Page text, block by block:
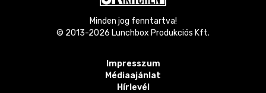
Minden jog fenntartva!
© 2013-2026 Lunchbox Produkciós Kft.
Impresszum
Médiaajánlat
Hírlevél